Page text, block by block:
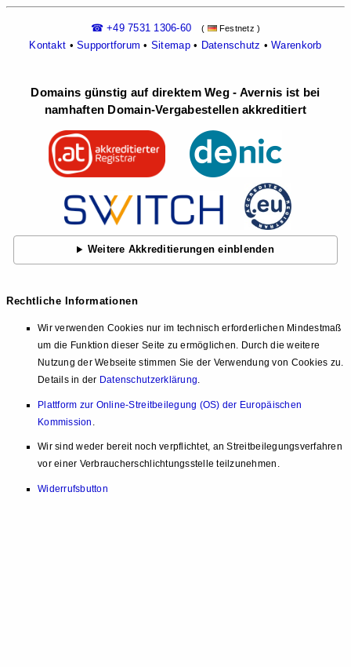
☎ +49 7531 1306-60 ( Festnetz )
Kontakt •Supportforum • Sitemap• Datenschutz •Warenkorb
Domains günstig auf direktem Weg - Avernis ist bei
namhaften Domain-Vergabestellen akkreditiert
Weitere Akkreditierungen einblenden
Rechtliche Informationen
Wir verwenden Cookies nur im technisch erforderlichen Mindestmaß
um die Funktion dieser Seite zu ermöglichen. Durch die weitere
Nutzung der Webseite stimmen Sie der Verwendung von Cookies zu.
Details in der Datenschutzerklärung.
Plattform zur Online-Streitbeilegung (OS) der Europäischen
Kommission
Wir sind weder bereit noch verpflichtet, an Streitbeilegungsverfahren
vor einer Verbraucherschlichtungsstelle teilzunehmen.
Widerrufsbutton